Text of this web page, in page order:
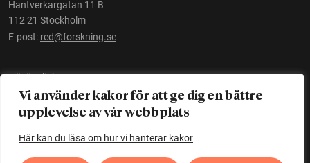
Vi använder kakor för att ge dig en bättre
upplevelse av vår webbplats
Här kan du läsa om hur vi hanterar kakor
Hantverkargatan 11 B
112 21 Stockholm
E-post: red@forskning.se
Tillgänglighet
Ett initiativ avVetenskapsrådet